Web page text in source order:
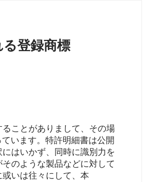
登録商標
ことがありまして、その場
います。特許明細書は公開
はいかず、同時に識別力を
のような製品などに対して
いは往々にして、本